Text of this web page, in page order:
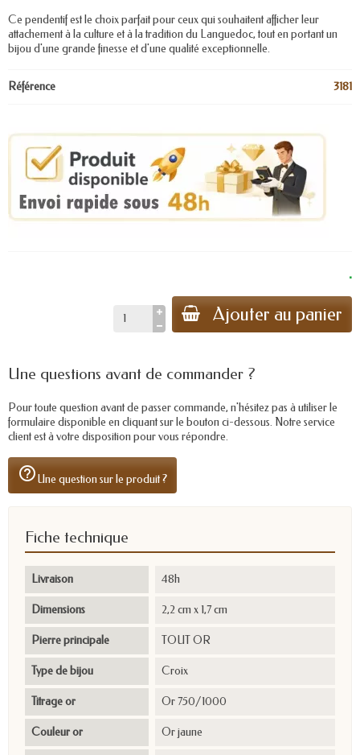
Ce pendentif est le choix parfait pour ceux qui souhaitent afficher leur
attachement à la culture et à la tradition du Languedoc, tout en portant un
bijou d'une grande finesse et d'une qualité exceptionnelle.
Référence 3181
.
Ajouter au panier
Une questions avant de commander ?
Pour toute question avant de passer commande, n'hésitez pas à utiliser le
formulaire disponible en cliquant sur le bouton ci-dessous. Notre service
client est à votre disposition pour vous répondre.
help_outlineUne question sur le produit ?
Fiche technique
Livraison 48h
Dimensions 2,2 cm x 1,7 cm
Pierre principale TOUT OR
Type de bijou Croix
Titrage or Or 750/1000
Couleur or Or jaune